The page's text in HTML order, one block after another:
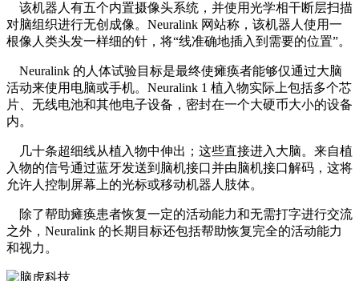
该机器人有五个内置摄像头系统，并使用光学相干断层扫描
对脑组织进行无创成像。Neuralink 网站称，该机器人使用一
根像人类头发一样细的针，将“线准确地插入到需要的位置”。
Neuralink 的人体试验目标是最终使瘫痪者能够仅通过大脑
活动来使用电脑或手机。Neuralink 1 植入物实际上包括多个芯
片、无线电池和其他电子设备，密封在一个大硬币大小的设备
内。
几十条超细线从植入物中伸出；这些直接进入大脑。来自植
入物的信号通过蓝牙发送到脑机接口并由脑机接口解码，这将
允许人控制屏幕上的光标或移动机器人肢体。
除了帮助瘫痪患者恢复一定的活动能力和无需打字进行交流
之外，Neuralink 的长期目标还包括帮助恢复完全的活动能力
和视力。